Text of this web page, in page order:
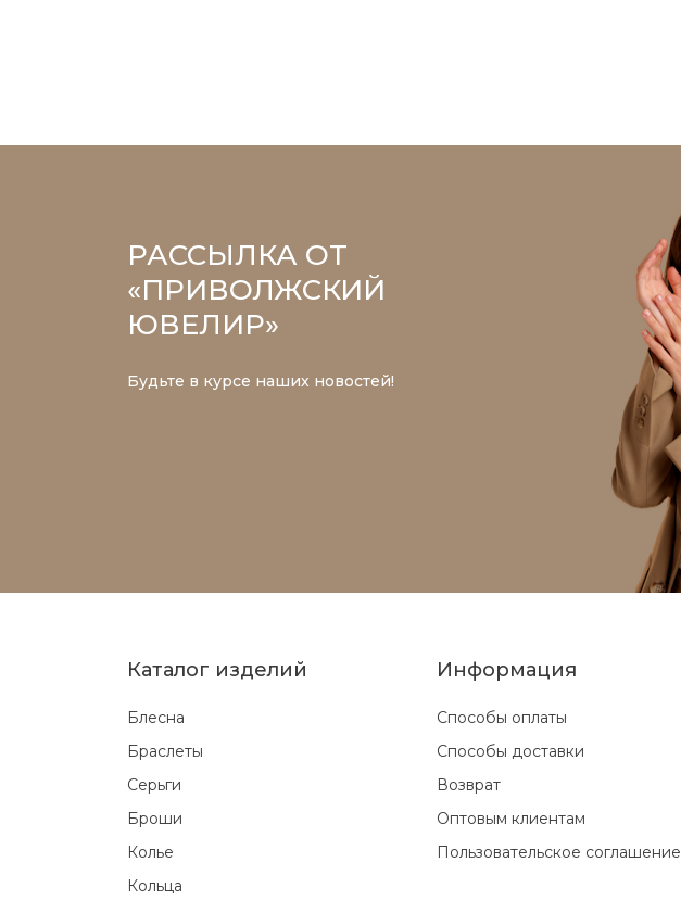
РАССЫЛКА ОТ
«ПРИВОЛЖСКИЙ
ЮВЕЛИР»
Будьте в курсе наших новостей!
Каталог изделий
Блесна
Браслеты
Серьги
Броши
Колье
Кольца
Информация
Способы оплаты
Способы доставки
Возврат
Оптовым клиентам
Пользовательское соглашение